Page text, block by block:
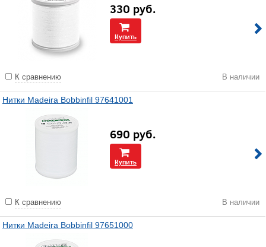
330 руб.
Купить
К сравнению В наличии
Нитки Madeira Bobbinfil 97641001
690 руб.
Купить
К сравнению В наличии
Нитки Madeira Bobbinfil 97651000